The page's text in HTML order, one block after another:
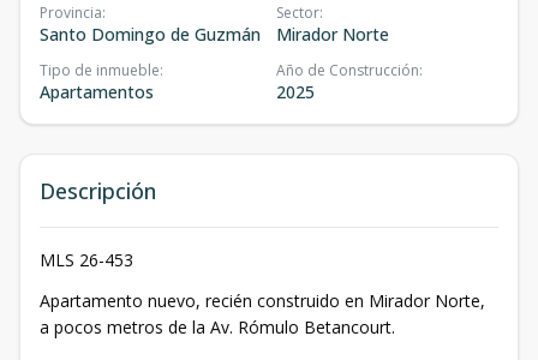
Provincia:
Santo Domingo de Guzmán
Sector:
Mirador Norte
Tipo de inmueble:
Apartamentos
Año de Construcción:
2025
Descripción
MLS 26-453
Apartamento nuevo, recién construido en Mirador Norte,
a pocos metros de la Av. Rómulo Betancourt.